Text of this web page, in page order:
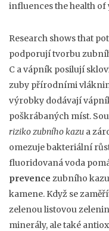
influences the health of
Research shows that
podporují tvorbu
C a vápník posilují
zuby přírodními
výrobky dodávají
poškrábaných míst.
riziko zubního kazu a
omezuje bakteriální
fluoridovaná voda
prevence zubního
kamene. Když se
zelenou listovou
minerály, ale také